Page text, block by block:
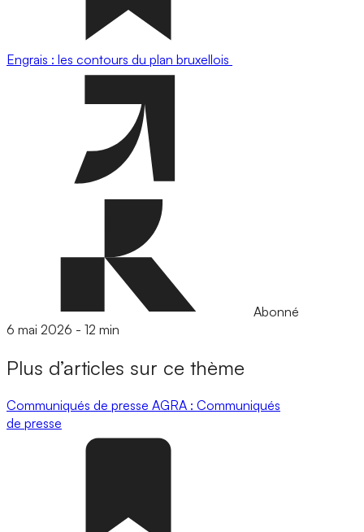
Engrais : les contours du plan bruxellois
Abonné
6 mai 2026 - 12 min
Plus d’articles sur ce thème
Communiqués de presse AGRA : Communiqués
de presse